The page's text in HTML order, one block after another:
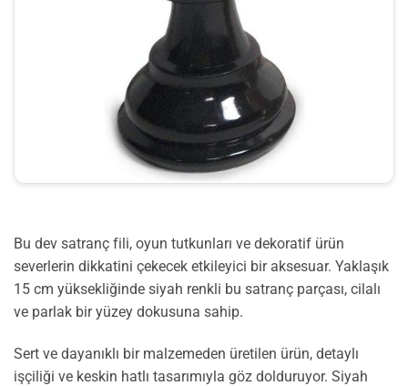
Bu dev satranç fili, oyun tutkunları ve dekoratif ürün
severlerin dikkatini çekecek etkileyici bir aksesuar. Yaklaşık
15 cm yüksekliğinde siyah renkli bu satranç parçası, cilalı
ve parlak bir yüzey dokusuna sahip.
Sert ve dayanıklı bir malzemeden üretilen ürün, detaylı
işçiliği ve keskin hatlı tasarımıyla göz dolduruyor. Siyah